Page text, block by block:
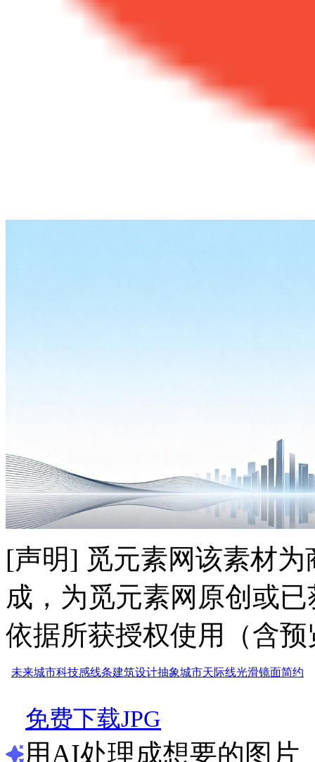
[声明] 觅元素网该素材
成，为觅元素网原创或
依据所获授权使用（含
未来城市科技感线条建筑设计抽象城市天际线光滑镜面简约
免费下载JPG
用AI处理成想要的图片